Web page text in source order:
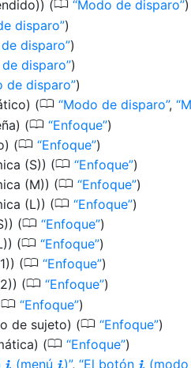
(0 Modo de disparo )
disparo )
disparo )
disparo )
de disparo )
(0 Modo de disparo ,
(0 Enfoque )
(0 Enfoque )
(S)) (0 Enfoque )
(M)) (0 Enfoque )
(L)) (0 Enfoque )
(0 Enfoque )
(0 Enfoque )
(0 Enfoque )
(0 Enfoque )
0 Enfoque )
de sujeto) (0 Enfoque )
(0 Enfoque )
i (menú i) , El botón i